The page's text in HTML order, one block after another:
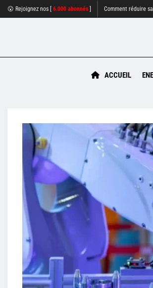
😮 Rejoignez nos [ 6.000 abonnés Comment réduire
ACCUEIL